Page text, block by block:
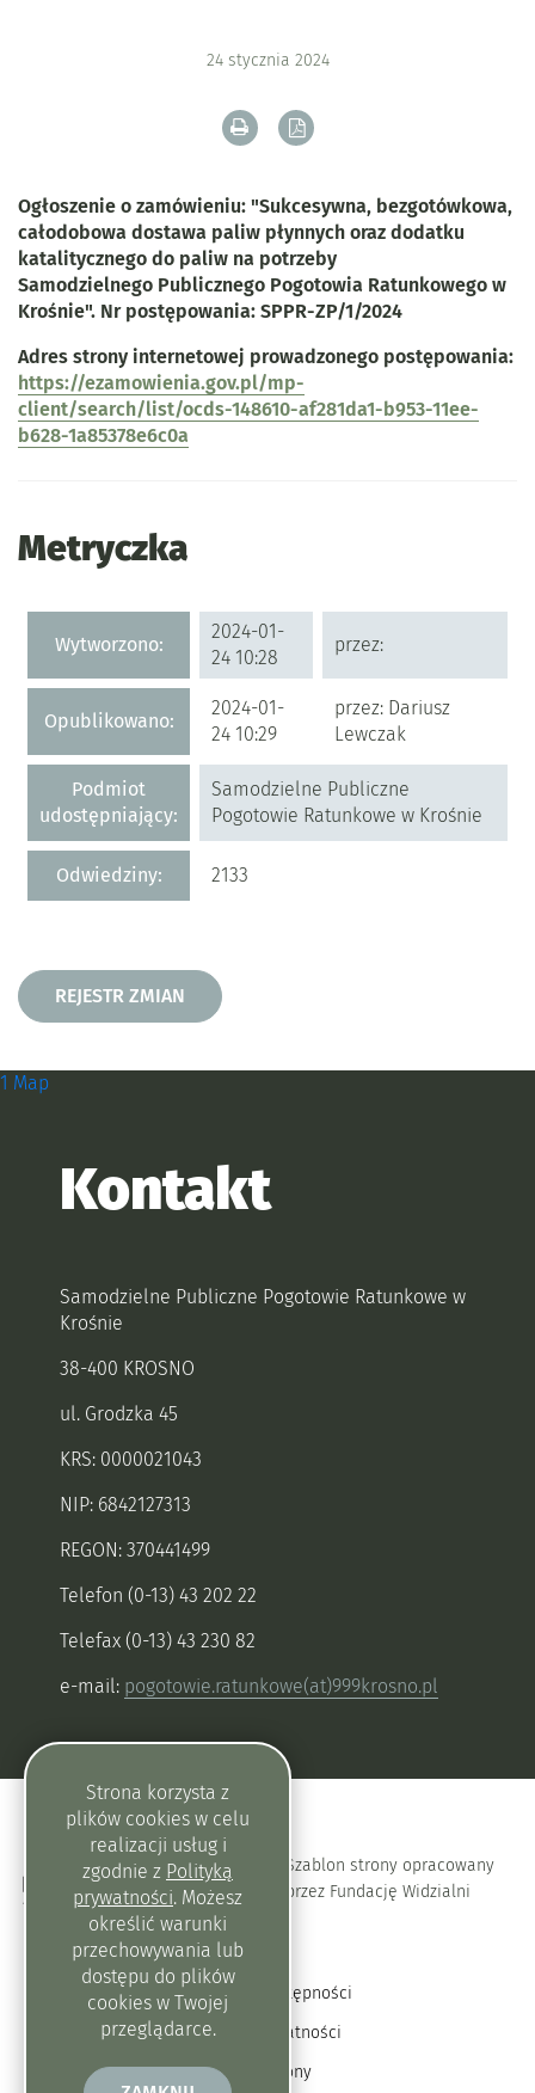
Strona korzysta z
plików cookies w celu
realizacji usług i
zgodnie z Polityką
prywatności. Możesz
określić warunki
przechowywania lub
dostępu do plików
cookies w Twojej
przeglądarce.
24 stycznia 2024
Drukuj zawartość bieżącej strony
Zapisz tekst bieżącej
Ogłoszenie o zamówieniu: "Sukcesywna, bezgotówkowa,
całodobowa dostawa paliw płynnych oraz dodatku
katalitycznego do paliw na potrzeby
Samodzielnego Publicznego Pogotowia Ratunkowego w
Krośnie". Nr postępowania: SPPR-ZP/1/2024
Adres strony internetowej prowadzonego postępowania:
https://ezamowienia.gov.pl/mp-
client/search/list/ocds-148610-af281da1-b953-11ee-
b628-1a85378e6c0a
Metryczka
Metryczka
Wytworzono:
2024-01-
24 10:28
przez:
Opublikowano:
2024-01-
24 10:29
przez: Dariusz
Lewczak
Podmiot
udostępniający:
Samodzielne Publiczne
Pogotowie Ratunkowe w Krośnie
Odwiedziny: 2133
Rejestr zmian
REJESTR ZMIAN
Zobacz, gdzie się znajdujemy
1 Map
Kontakt
Samodzielne Publiczne Pogotowie Ratunkowe w
Krośnie
38-400 KROSNO
ul. Grodzka 45
KRS: 0000021043
NIP: 6842127313
REGON: 370441499
Telefon (0-13) 43 202 22
Telefax (0-13) 43 230 82
e-mail: pogotowie.ratunkowe(at)999krosno.pl
Szablon strony opracowany
przez Fundację Widzialni
Deklaracja dostępności
Polityka prywatności
Mapa strony